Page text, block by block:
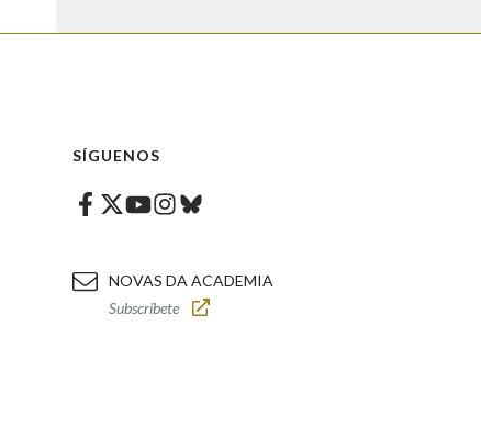
SÍGUENOS
Facebook
Twitter
Youtube
Instagram
Bluesky
NOVAS DA ACADEMIA
Subscríbete